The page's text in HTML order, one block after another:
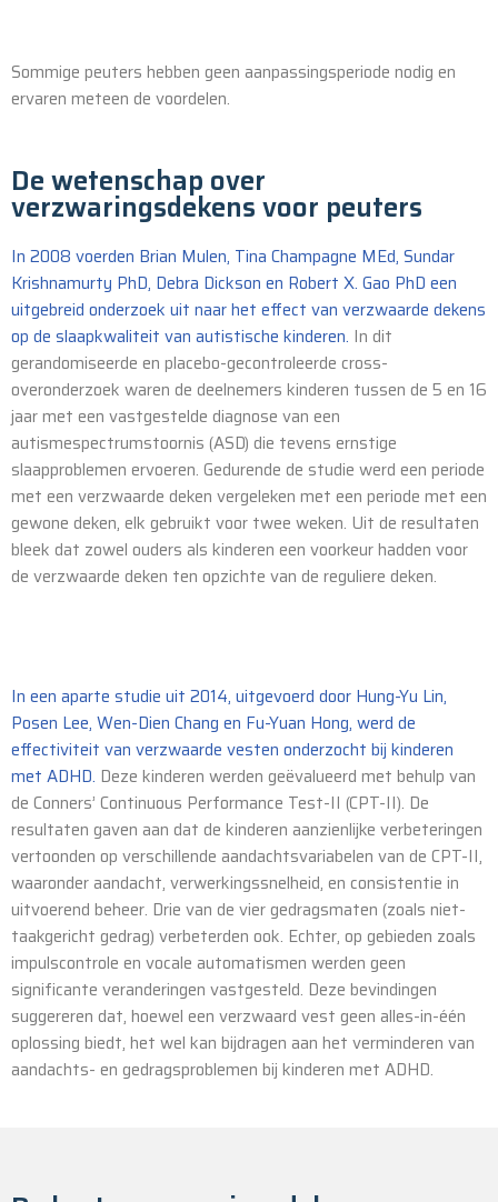
Sommige peuters hebben geen aanpassingsperiode nodig en
ervaren meteen de voordelen.
De wetenschap over
verzwaringsdekens voor peuters
In 2008 voerden Brian Mulen, Tina Champagne MEd, Sundar
Krishnamurty PhD, Debra Dickson en Robert X. Gao PhD een
uitgebreid onderzoek uit naar het effect van verzwaarde dekens
op de slaapkwaliteit van autistische kinderen. In dit
gerandomiseerde en placebo-gecontroleerde cross-
overonderzoek waren de deelnemers kinderen tussen de 5 en 16
jaar met een vastgestelde diagnose van een
autismespectrumstoornis (ASD) die tevens ernstige
slaapproblemen ervoeren. Gedurende de studie werd een periode
met een verzwaarde deken vergeleken met een periode met een
gewone deken, elk gebruikt voor twee weken. Uit de resultaten
bleek dat zowel ouders als kinderen een voorkeur hadden voor
de verzwaarde deken ten opzichte van de reguliere deken.
In een aparte studie uit 2014, uitgevoerd door Hung-Yu Lin,
Posen Lee, Wen-Dien Chang en Fu-Yuan Hong, werd de
effectiviteit van verzwaarde vesten onderzocht bij kinderen
met ADHD. Deze kinderen werden geëvalueerd met behulp van
de Conners’ Continuous Performance Test-II (CPT-II). De
resultaten gaven aan dat de kinderen aanzienlijke verbeteringen
vertoonden op verschillende aandachtsvariabelen van de CPT-II,
waaronder aandacht, verwerkingssnelheid, en consistentie in
uitvoerend beheer. Drie van de vier gedragsmaten (zoals niet-
taakgericht gedrag) verbeterden ook. Echter, op gebieden zoals
impulscontrole en vocale automatismen werden geen
significante veranderingen vastgesteld. Deze bevindingen
suggereren dat, hoewel een verzwaard vest geen alles-in-één
oplossing biedt, het wel kan bijdragen aan het verminderen van
aandachts- en gedragsproblemen bij kinderen met ADHD.